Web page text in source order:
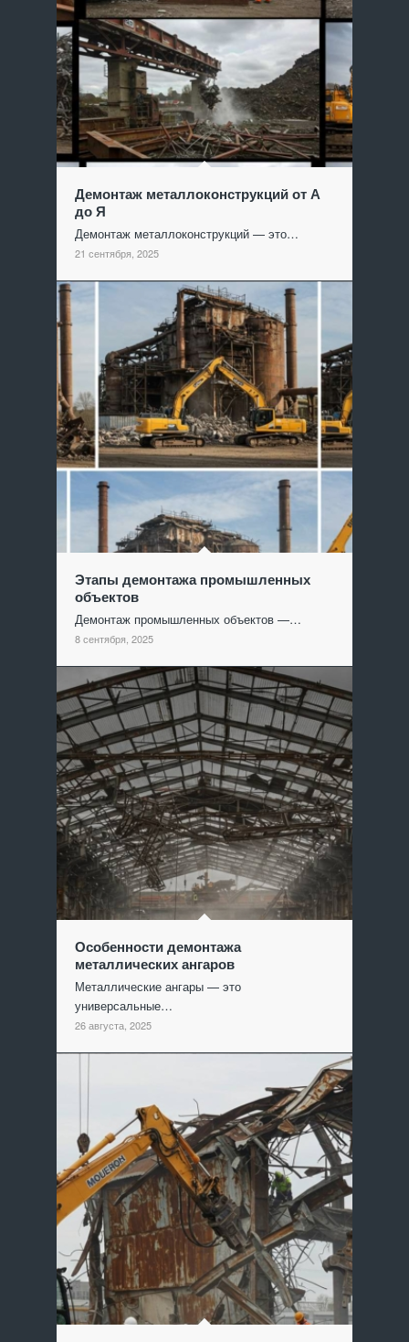
Демонтаж металлоконструкций от А
до Я
Демонтаж металлоконструкций — это…
21 сентября, 2025
Этапы демонтажа промышленных
объектов
Демонтаж промышленных объектов —…
8 сентября, 2025
Особенности демонтажа
металлических ангаров
Металлические ангары — это
универсальные…
26 августа, 2025